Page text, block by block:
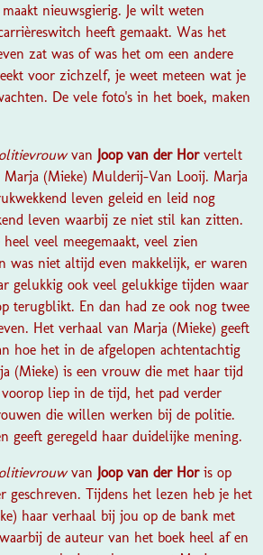
nieuwsgierig. Je wilt weten
heeft gemaakt. Was het
zat was of was het om een andere
voor zichzelf, je weet meteen wat je
De vele foto's in het boek, maken
van Joop van der Hor vertelt
Marja (Mieke) Mulderij-Van Looij. Marja
leven geleid en leid nog
leven waarbij ze niet stil kan zitten.
veel meegemaakt, veel zien
was niet altijd even makkelijk, er waren
gelukkig ook veel gelukkige tijden waar
terugblikt. En dan had ze ook nog twee
Het verhaal van Marja (Mieke) geeft
hoe het in de afgelopen achtentachtig
(Mieke) is een vrouw die met haar tijd
voorop liep in de tijd, het pad verder
die willen werken bij de politie.
geeft geregeld haar duidelijke mening.
van Joop van der Hor is op
geschreven. Tijdens het lezen heb je het
haar verhaal bij jou op de bank met
de auteur van het boek heel af en